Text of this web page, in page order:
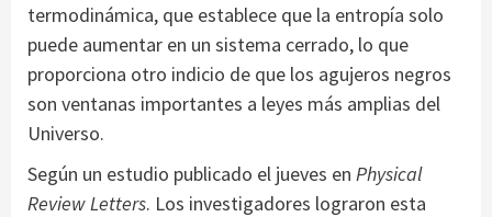
termodinámica, que establece que la entropía solo
puede aumentar en un sistema cerrado, lo que
proporciona otro indicio de que los agujeros negros
son ventanas importantes a leyes más amplias del
Universo.
Según un estudio publicado el jueves en Physical
Review Letters. Los investigadores lograron esta